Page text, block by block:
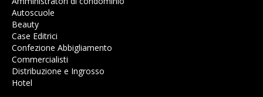
Autoscuole
Beauty
Case Editrici
Confezione Abbigliamento
Commercialisti
Distribuzione e Ingrosso
Hotel